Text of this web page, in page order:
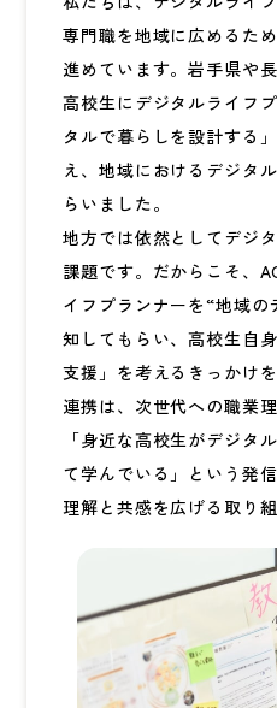
専門職を地域に広めるた
進めています。岩手県や
高校生にデジタルライフ
タルで暮らしを設計する
え、地域におけるデジタ
らいました。
地方では依然としてデジ
課題です。だからこそ、
イフプランナーを“地域
知してもらい、高校生自
支援」を考えるきっかけ
連携は、次世代への職業
「身近な高校生がデジタ
て学んでいる」という発
理解と共感を広げる取り